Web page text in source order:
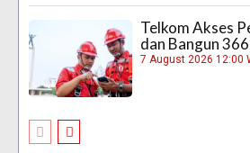
Telkom Akses
dan Bangun
7 August 2026 12:00